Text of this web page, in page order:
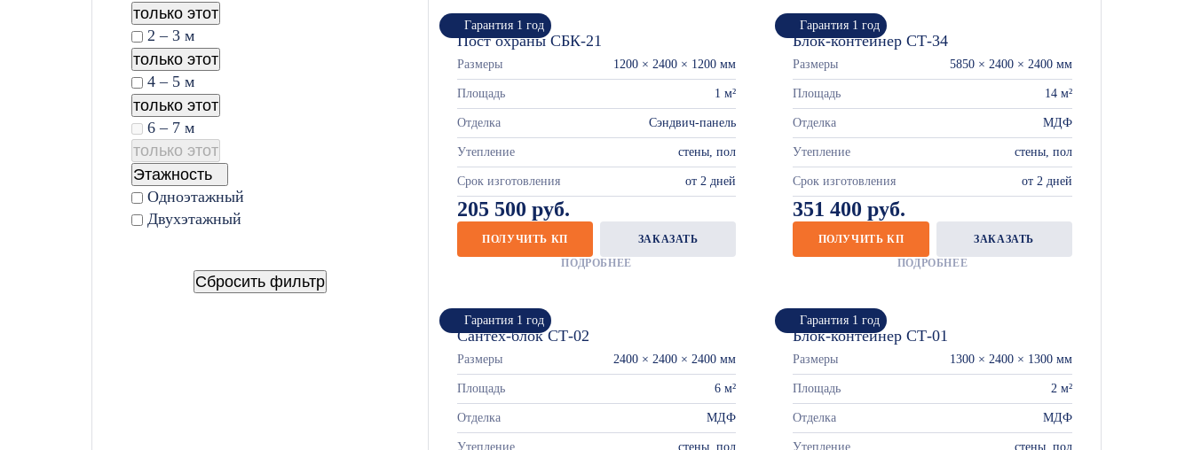
только этот
2 – 3 м
только этот
4 – 5 м
только этот
6 – 7 м
только этот
Этажность
Одноэтажный
Двухэтажный
Сбросить фильтр
Гарантия 1 год
Пост охраны СБК-21
Размеры 1200 × 2400 × 1200 мм
Площадь 1 м²
Отделка Сэндвич-панель
Утепление стены, пол
Срок изготовления от 2 дней
205 500 руб.
ПОЛУЧИТЬ КП
ЗАКАЗАТЬ
ПОДРОБНЕЕ
Гарантия 1 год
Блок-контейнер СТ-34
Размеры 5850 × 2400 × 2400 мм
Площадь 14 м²
Отделка МДФ
Утепление стены, пол
Срок изготовления от 2 дней
351 400 руб.
ПОЛУЧИТЬ КП
ЗАКАЗАТЬ
ПОДРОБНЕЕ
Гарантия 1 год
Сантех-блок СТ-02
Размеры 2400 × 2400 × 2400 мм
Площадь 6 м²
Отделка МДФ
Утепление стены, пол
Гарантия 1 год
Блок-контейнер СТ-01
Размеры 1300 × 2400 × 1300 мм
Площадь 2 м²
Отделка МДФ
Утепление стены, пол